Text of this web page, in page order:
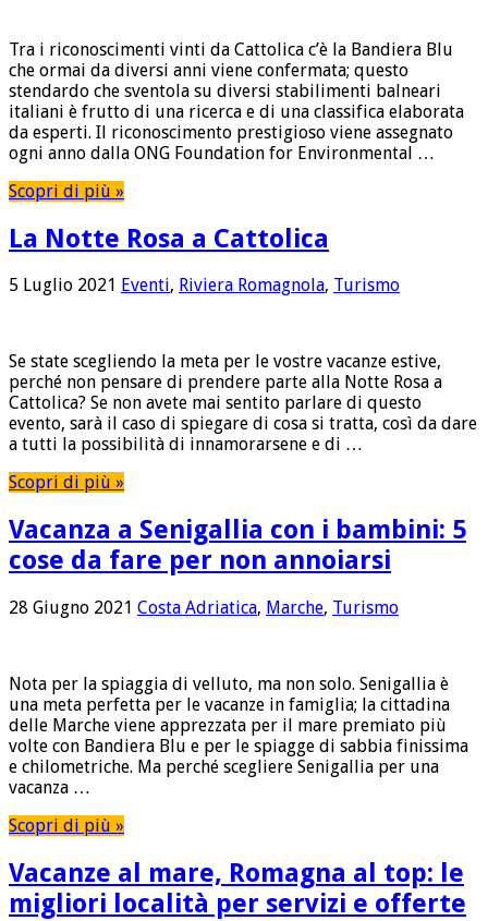
Tra i riconoscimenti vinti da Cattolica c’è la Bandiera Blu
che ormai da diversi anni viene confermata; questo
stendardo che sventola su diversi stabilimenti balneari
italiani è frutto di una ricerca e di una classifica elaborata
da esperti. Il riconoscimento prestigioso viene assegnato
ogni anno dalla ONG Foundation for Environmental …
Scopri di più »
La Notte Rosa a Cattolica
5 Luglio 2021 Eventi, Riviera Romagnola, Turismo
Se state scegliendo la meta per le vostre vacanze estive,
perché non pensare di prendere parte alla Notte Rosa a
Cattolica? Se non avete mai sentito parlare di questo
evento, sarà il caso di spiegare di cosa si tratta, così da dare
a tutti la possibilità di innamorarsene e di …
Scopri di più »
Vacanza a Senigallia con i bambini: 5
cose da fare per non annoiarsi
28 Giugno 2021 Costa Adriatica, Marche, Turismo
Nota per la spiaggia di velluto, ma non solo. Senigallia è
una meta perfetta per le vacanze in famiglia; la cittadina
delle Marche viene apprezzata per il mare premiato più
volte con Bandiera Blu e per le spiagge di sabbia finissima
e chilometriche. Ma perché scegliere Senigallia per una
vacanza …
Scopri di più »
Vacanze al mare, Romagna al top: le
migliori località per servizi e offerte